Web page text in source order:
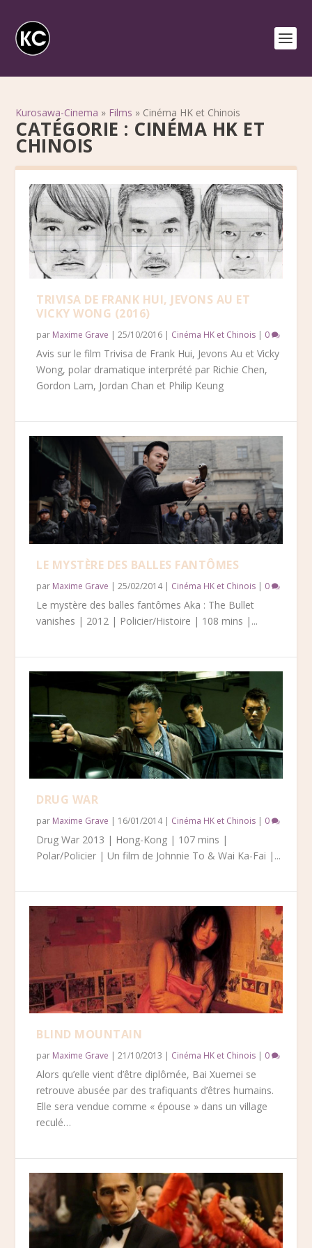
Kurosawa-Cinema » Films » Cinéma HK et Chinois
CATÉGORIE : CINÉMA HK ET
CHINOIS
TRIVISA DE FRANK HUI, JEVONS AU ET
VICKY WONG (2016)
par Maxime Grave |25/10/2016 | Cinéma HK et Chinois | 0
Avis sur le film Trivisa de Frank Hui, Jevons Au et Vicky
Wong, polar dramatique interprété par Richie Chen,
Gordon Lam, Jordan Chan et Philip Keung
LE MYSTÈRE DES BALLES FANTÔMES
par Maxime Grave |25/02/2014| Cinéma HK et Chinois | 0
Le mystère des balles fantômes Aka : The Bullet
vanishes | 2012 | Policier/Histoire | 108 mins |...
DRUG WAR
par Maxime Grave | 16/01/2014| Cinéma HK et Chinois | 0
Drug War 2013 | Hong-Kong | 107 mins |
Polar/Policier | Un film de Johnnie To & Wai Ka-Fai |...
BLIND MOUNTAIN
par Maxime Grave |21/10/2013 | Cinéma HK et Chinois | 0
Alors qu’elle vient d’être diplômée, Bai Xuemei se
retrouve abusée par des trafiquants d’êtres humains.
Elle sera vendue comme « épouse » dans un village
reculé…